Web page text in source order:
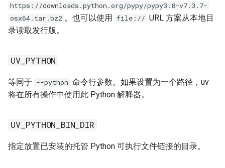
https://downloads.python.org/pypy/pypy3.8-v7.3.7-
osx64.tar.bz2 。也可以使用 file:// URL 方案从本地目
录读取发行版。
UV_PYTHON
等同于 --python 命令行参数。如果设置为一个路径，uv
将在所有操作中使用此 Python 解释器。
UV_PYTHON_BIN_DIR
指定放置已安装的托管 Python 可执行文件链接的目录。